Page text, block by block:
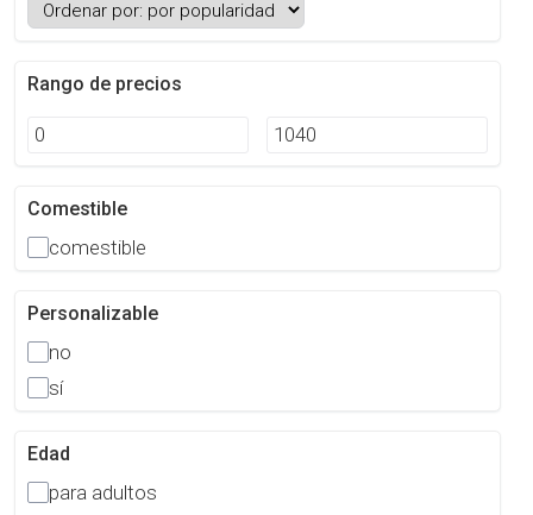
Rango de precios
Comestible
comestible
Personalizable
no
sí
Edad
para adultos